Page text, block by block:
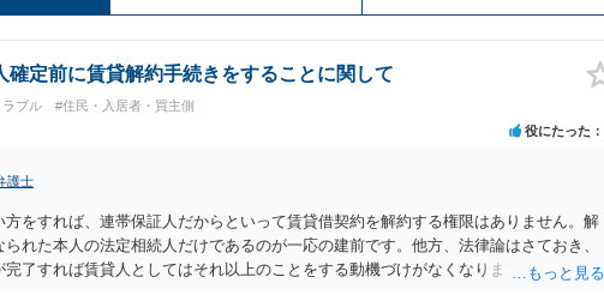
確定前に賃貸解約手続きをすることに関して
ブル #住民・入居者・買主側
役にたった
護士
方をすれば、連帯保証人だからといって賃貸借契約を解約する権限はありません。解
れた本人の法定相続人だけであるのが一応の建前です。他方、法律論はさておき、
了すれば賃貸人としてはそれ以上のことをする動機づけがなくなります。 今回進め